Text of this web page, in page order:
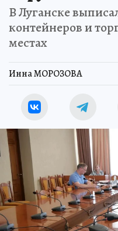
В Луганске
контейнеров и
местах
Инна МОРОЗОВА